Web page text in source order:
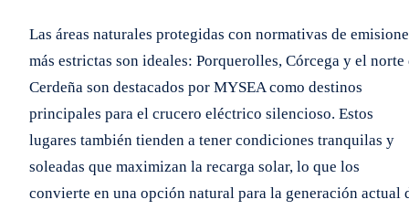
Las áreas naturales protegidas con normativas de
más estrictas son ideales: Porquerolles, Córcega y el norte
Cerdeña son destacados por MYSEA como destinos
principales para el crucero eléctrico silencioso. Estos
lugares también tienden a tener condiciones tranquilas y
soleadas que maximizan la recarga solar, lo que los
convierte en una opción natural para la generación actual